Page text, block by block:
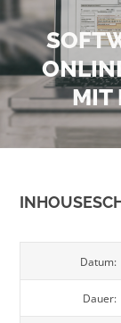
MIT
Datum:
Dauer: